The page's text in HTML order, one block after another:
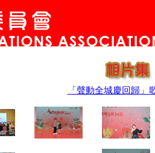
「聲動全城慶回歸」